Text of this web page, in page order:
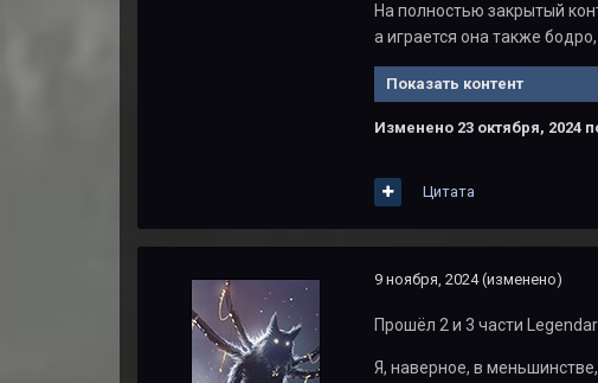
На полностью закрытый
а играется она также
Показать контент
Изменено 23 октября, 2024
Цитата
9 ноября, 2024 (изменено)
Прошёл 2 и 3 части
Я, наверное, в